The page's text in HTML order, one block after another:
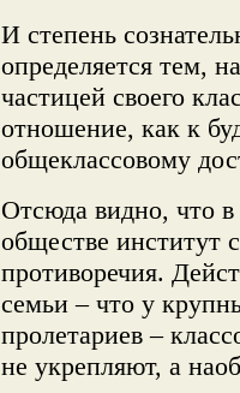
И степень
определяется тем,
частицей своего
отношение, как к
общеклассовому
Отсюда видно, что в
обществе институт
противоречия.
семьи – что у
пролетариев –
не укрепляют, а